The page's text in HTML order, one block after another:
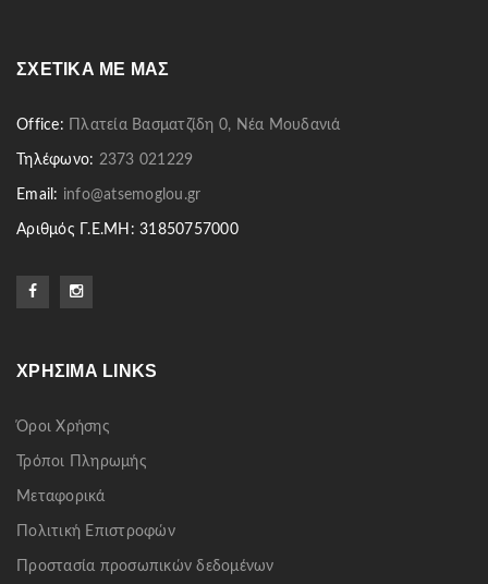
ΣΧΕΤΙΚΆ ΜΕ ΜΑΣ
Office: Πλατεία Βασματζίδη 0, Νέα Μουδανιά
Τηλέφωνο: 2373 021229
Email: info@atsemoglou.gr
Αριθμός Γ.Ε.ΜΗ: 31850757000
ΧΡΉΣΙΜΑ LINKS
Όροι Χρήσης
Τρόποι Πληρωμής
Μεταφορικά
Πολιτική Επιστροφών
Προστασία προσωπικών δεδομένων